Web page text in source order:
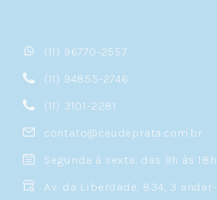
(11) 96770-2557
(11) 94855-2746
(11) 3101-2281
contato@ceudeprata.com.br
Segunda à sexta, das 9h às 18h
Av. da Liberdade, 834, 3 andar-